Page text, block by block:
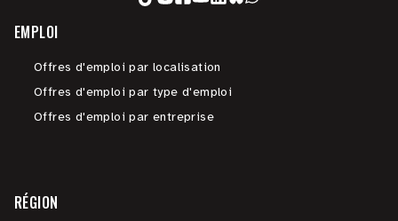
EMPLOI
Offres d'emploi par localisation
Offres d'emploi par type d'emploi
Offres d'emploi par entreprise
RÉGION